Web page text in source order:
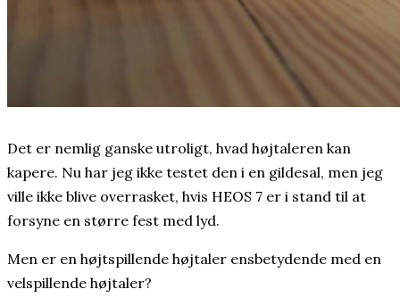
Det er nemlig ganske utroligt, hvad højtaleren kan
kapere. Nu har jeg ikke testet den i en gildesal, men jeg
ville ikke blive overrasket, hvis HEOS 7 er i stand til at
forsyne en større fest med lyd.
Men er en højtspillende højtaler ensbetydende med en
velspillende højtaler?